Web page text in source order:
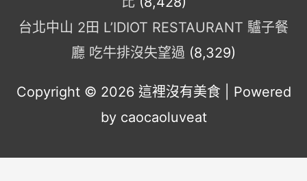
台北中山 2田 L’IDIOT RESTAURANT 驢子餐
廳 吃牛排沒失望過 (8,329)
Copyright © 2026 這裡沒有美食 | Powered
by caocaoluveat